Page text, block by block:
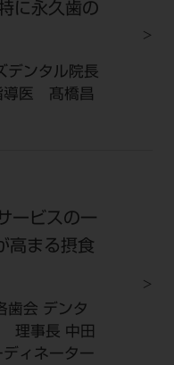
に永久歯の
デンタル院長
導医 髙橋昌
ービスの一
高まる摂食
歯会 デンタ
理事長 中田
ィネーター